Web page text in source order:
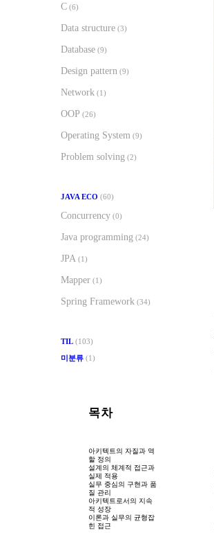
C (6)
Data structure (3)
Database (9)
Design pattern (9)
Network (1)
OOP (26)
Operating System (9)
Problem solving (2)
JAVA ECO (60)
Concurrency (0)
Java programming (24)
JPA (1)
Mapper (1)
Spring Framework (34)
TIL (103)
미분류 (1)
목차
아키텍트의 자질과 역
할 정의
설계의 체계적 접근과
실제 적용
실무 중심의 구현과 품
질 관리
아키텍트로서의 지속
적 성장
이론과 실무의 균형잡
힌 접근